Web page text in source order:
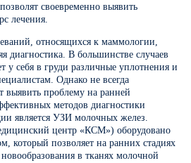
своевременно выявить
лечения.
относящихся к маммологии,
диагностика. В большинстве случаев
у себя в груди различные уплотнения и
Однако не всегда
выявить проблему на ранней
методов диагностики
является УЗИ молочных желез.
центр «КСМ») оборудовано
который позволяет на ранних стадиях
в тканях молочной